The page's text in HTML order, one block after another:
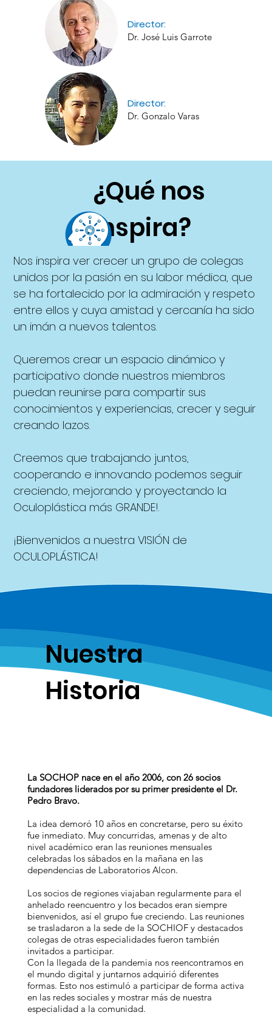
La SOCHOP nace en el año 2006, con 26 socios
fundadores liderados por su primer presidente el Dr.
Pedro Bravo.
La idea demoró 10 años en concretarse, pero su éxito
fue inmediato. Muy concurridas, amenas y de alto
nivel académico eran las reuniones mensuales
celebradas los sábados en la mañana en las
dependencias de Laboratorios Alcon.
Los socios de regiones viajaban regularmente para el
anhelado reencuentro y los becados eran siempre
bienvenidos, así el grupo fue creciendo. Las reuniones
se trasladaron a la sede de la SOCHIOF y destacados
colegas de otras especialidades fueron también
invitados a participar.
Con la llegada de la pandemia nos reencontramos en
el mundo digital y juntarnos adquirió diferentes
formas. Esto nos estimuló a participar de forma activa
en las redes sociales y mostrar más de nuestra
especialidad a la comunidad.
¿Qué nos
inspira?
Nuestra
Historia
Nos inspira ver crecer un grupo de colegas
unidos por la pasión en su labor médica, que
se ha fortalecido por la admiración y respeto
entre ellos y cuya amistad y cercanía ha sido
un imán a nuevos talentos.
Queremos crear un espacio dinámico y
participativo donde nuestros miembros
puedan reunirse para compartir sus
conocimientos y experiencias, crecer y seguir
creando lazos.
Creemos que trabajando juntos,
cooperando e innovando podemos seguir
creciendo, mejorando y proyectando la
Oculoplástica más GRANDE!.
¡Bienvenidos a nuestra VISIÓN de
OCULOPLÁSTICA!
Director:
Dr. José Luis Garrote
Director:
Dr. Gonzalo Varas